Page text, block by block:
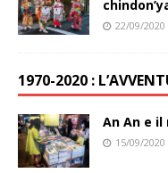
22/09/2020
1970-2020 :
An An e il
15/09/2020